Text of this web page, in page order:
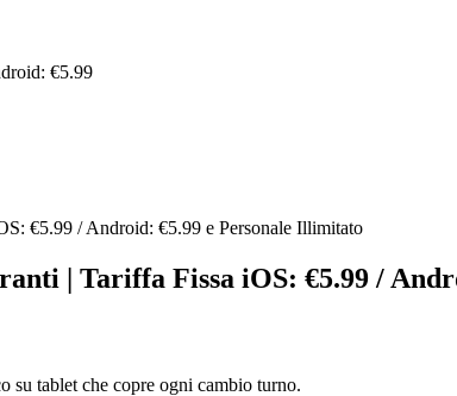
€5.99
€5.99 / Android: €5.99 e Personale Illimitato
| Tariffa Fissa iOS: €5.99 /
su tablet che copre ogni cambio turno.